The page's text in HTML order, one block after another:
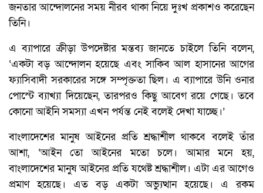
জনতার আন্দোলনের সময় নীরব থাকা নিয়ে দুঃখ প্রকাশও করেছেন
তিনি।
এ ব্যাপারে ক্রীড়া উপদেষ্টার মন্তব্য জানতে চাইলে তিনি বলেন,
‘একটা বড় আন্দোলন হয়েছে এবং সাকিব আল হাসানের আগের
ফ্যাসিবাদী সরকারের সঙ্গে সম্পৃক্ততা ছিল। এ ব্যাপারে উনি ওনার
পোস্টে ব্যাখ্যা দিয়েছেন, তারপরও কিছু আবেগ রয়ে গেছে। তবে
কোনো আইনি সমস্যা এখন পর্যন্ত নেই বলেই দেখা যাচ্ছে।’
বাংলাদেশের মানুষ আইনের প্রতি শ্রদ্ধাশীল থাকবে বলেই তাঁর
আশা, ‘আইন তো আইনের মতো চলে। আমার মনে হয়,
বাংলাদেশের মানুষ আইনের প্রতি যথেষ্ট শ্রদ্ধাশীল। এটা এর আগেও
প্রমাণ হয়েছে। এত বড় একটা অভ্যুত্থান হয়েছে। এ রকম